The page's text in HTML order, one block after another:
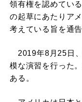
領有権を認めてい
の起草にあたりア
考えている旨を通告
2019年8月25日、
模な演習を行った
ある。